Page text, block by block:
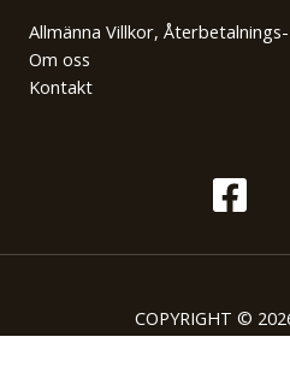
Allmänna Villkor,
Om oss
Kontakt
COPYRIGHT ©